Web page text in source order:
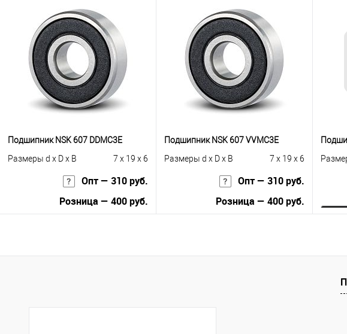
Купить в 1 клик
К сравнению
В избранное
Под заказ
Купить в 1 клик
К сравнению
В избранное
Под заказ
В
Подшипник NSK 607 DDMC3E
Размеры d x D x B
7 x 19 x 6
Опт — 310 руб.
Розница — 400 руб.
Подшипник NSK 607 VVMC3E
Размеры d x D x B
7 x 19 x 6
Опт — 310 руб.
Розница — 400 руб.
В